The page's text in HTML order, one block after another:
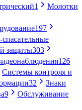
1
Молотки
197
защиты303
126
Системы контроля и
32
Знаки
9
Обслуживание